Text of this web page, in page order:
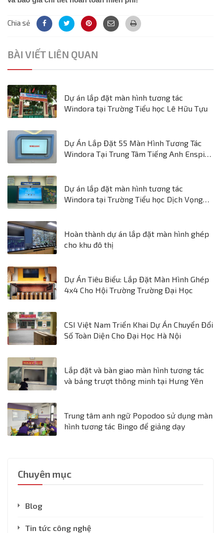
Chia sẻ
BÀI VIẾT LIÊN QUAN
Dự án lắp đặt màn hình tương tác
Windora tại Trường Tiểu học Lê Hữu Tựu
Dự Án Lắp Đặt 55 Màn Hình Tương Tác
Windora Tại Trung Tâm Tiếng Anh Enspire
Dự án lắp đặt màn hình tương tác
Windora tại Trường Tiểu học Dịch Vọng
Hoàn thành dự án lắp đặt màn hình ghép
cho khu đô thị
Dự Án Tiêu Biểu: Lắp Đặt Màn Hình Ghép
4x4 Cho Hội Trường Trường Đại Học
CSI Việt Nam Triển Khai Dự Án Chuyển Đổi
Số Toàn Diện Cho Đại Học Hà Nội
Lắp đặt và bàn giao màn hình tương tác
và bảng trượt thông minh tại Hưng Yên
Trung tâm anh ngữ Popodoo sử dụng màn
hình tương tác Bingo để giảng dạy
Chuyên mục
Blog
Tin tức công nghệ